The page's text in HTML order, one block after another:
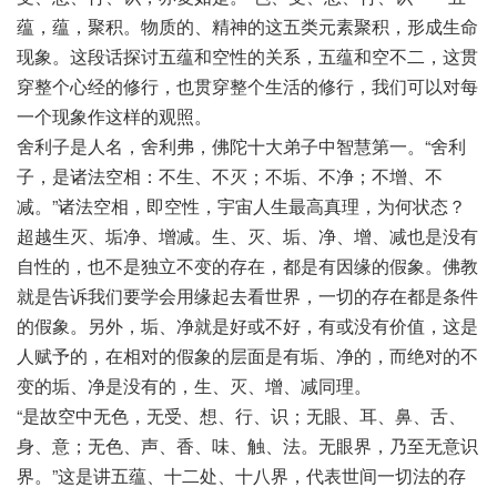
蕴，蕴，聚积。物质的、精神的这五类元素聚积，形成生命
现象。这段话探讨五蕴和空性的关系，五蕴和空不二，这贯
穿整个心经的修行，也贯穿整个生活的修行，我们可以对每
一个现象作这样的观照。
舍利子是人名，舍利弗，佛陀十大弟子中智慧第一。“舍利
子，是诸法空相：不生、不灭；不垢、不净；不增、不
减。”诸法空相，即空性，宇宙人生最高真理，为何状态？
超越生灭、垢净、增减。生、灭、垢、净、增、减也是没有
自性的，也不是独立不变的存在，都是有因缘的假象。佛教
就是告诉我们要学会用缘起去看世界，一切的存在都是条件
的假象。另外，垢、净就是好或不好，有或没有价值，这是
人赋予的，在相对的假象的层面是有垢、净的，而绝对的不
变的垢、净是没有的，生、灭、增、减同理。
“是故空中无色，无受、想、行、识；无眼、耳、鼻、舌、
身、意；无色、声、香、味、触、法。无眼界，乃至无意识
界。”这是讲五蕴、十二处、十八界，代表世间一切法的存